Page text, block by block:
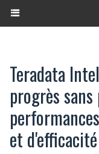
Teradata
progrès
et